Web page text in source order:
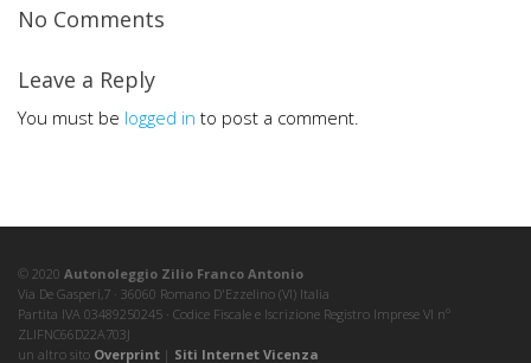
No Comments
Leave a Reply
You must be logged in to post a comment.
© 2020 Autonoleggio Zilio Franco Antonio
Via De Gasperi,7 · 36060 Romano D'Ezzelino (VI) Italia
Partita IVA 03489250245 · Codice Fiscale e Iscrizione Registro Imprese VI nº
ZLIFNC66D22A703J
un altro sito Overprint | Siti Internet Vicenza